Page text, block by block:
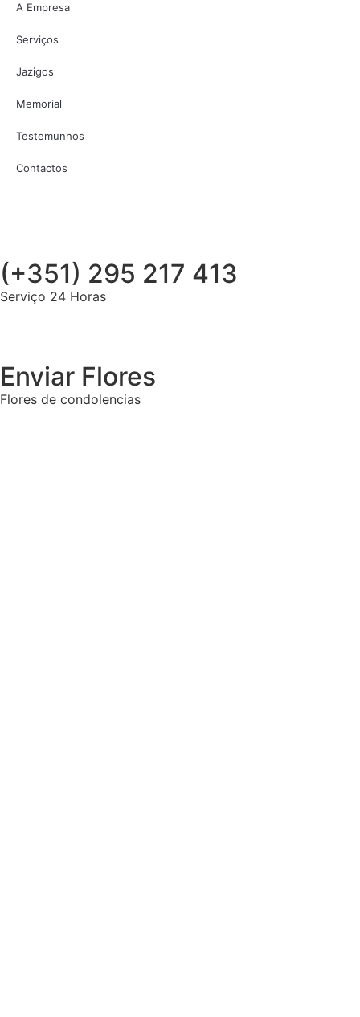
A Empresa
Serviços
Jazigos
Memorial
Testemunhos
Contactos
(+351) 295 217 413
Serviço 24 Horas
Enviar Flores
Flores de condolencias